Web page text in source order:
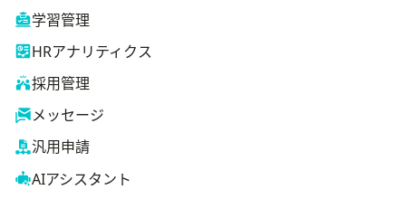
学習管理
HRアナリティクス
採用管理
メッセージ
汎用申請
AIアシスタント